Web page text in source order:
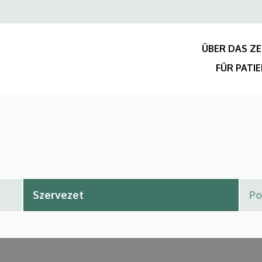
Felső
ÜBER DAS
FÜR